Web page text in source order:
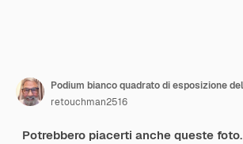
retouchman2516
Potrebbero piacerti anche queste foto.